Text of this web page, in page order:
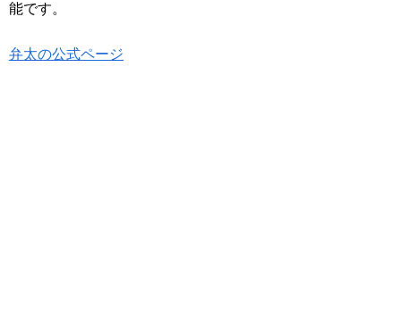
能です。
弁太の公式ページ